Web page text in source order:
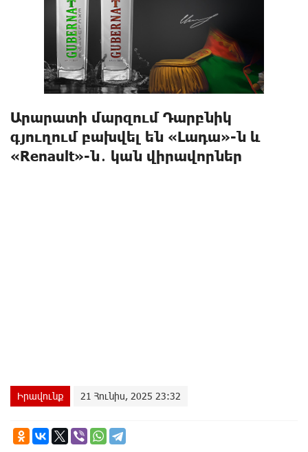
Արարատի մարզում Դարբնիկ
գյուղում բախվել են «Լադա»-ն և
«Renault»-ն․ կան վիրավորներ
Իրավունք 21 Հունիս, 2025 23:32